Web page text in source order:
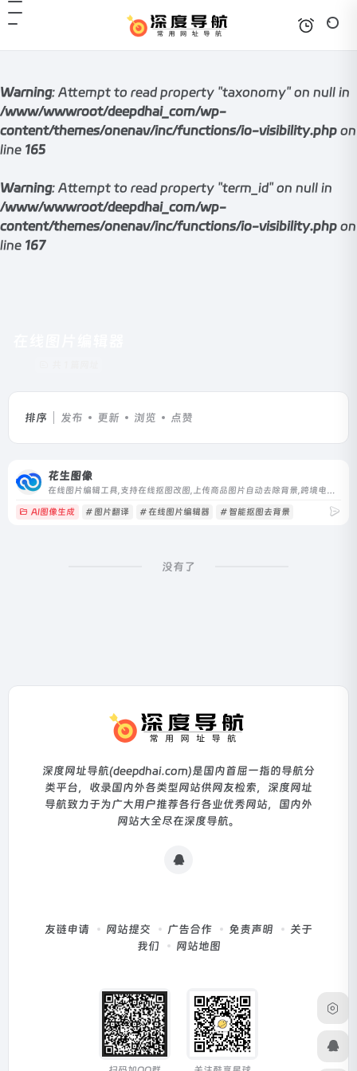
Warning: Attempt to read property "taxonomy" on null in
/www/wwwroot/deepdhai_com/wp-
content/themes/onenav/inc/functions/io-visibility.php on
line 165
Warning: Attempt to read property "term_id" on null in
/www/wwwroot/deepdhai_com/wp-
content/themes/onenav/inc/functions/io-visibility.php on
line 167
排序 发布 更新 浏览 点赞
花生图像
在线图片编辑工具,支持在线抠图改图,上传商品图片自动去除背景,跨境电商图片翻译,自动识别图片文字多语种互相翻译,图片译后二次编辑修改,助力商家降本增效。
AI图像生成 # 图片翻译 # 在线图片编辑器 # 智能抠图去背景
没有了
深度网址导航(deepdhai.com)是国内首屈一指的导航分
类平台，收录国内外各类型网站供网友检索，深度网址
导航致力于为广大用户推荐各行各业优秀网站，国内外
网站大全尽在深度导航。
友链申请 网站提交 广告合作 免责声明
关于
我们
网站地图